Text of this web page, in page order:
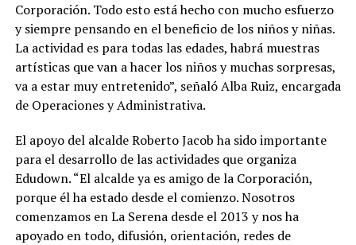
Corporación. Todo esto está hecho con mucho esfuerzo
y siempre pensando en el beneficio de los niños y niñas.
La actividad es para todas las edades, habrá muestras
artísticas que van a hacer los niños y muchas sorpresas,
va a estar muy entretenido”, señaló Alba Ruiz, encargada
de Operaciones y Administrativa.
El apoyo del alcalde Roberto Jacob ha sido importante
para el desarrollo de las actividades que organiza
Edudown. “El alcalde ya es amigo de la Corporación,
porque él ha estado desde el comienzo. Nosotros
comenzamos en La Serena desde el 2013 y nos ha
apoyado en todo, difusión, orientación, redes de